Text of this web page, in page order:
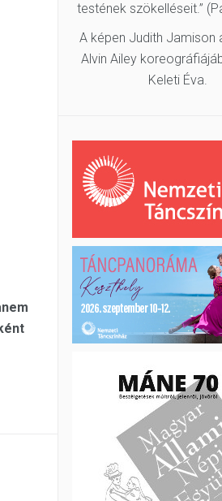
testének szökelléseit.”
A képen Judith Jamison
Alvin Ailey
Keleti Éva.